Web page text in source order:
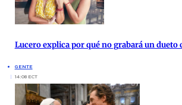
Lucero explica por qué no grabará un
GENTE
14:08 ECT